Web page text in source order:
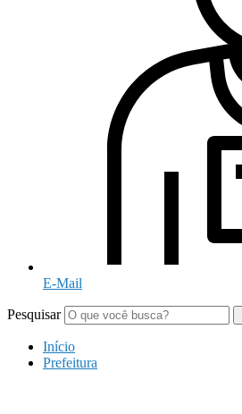
E-Mail
Pesquisar
Início
Prefeitura